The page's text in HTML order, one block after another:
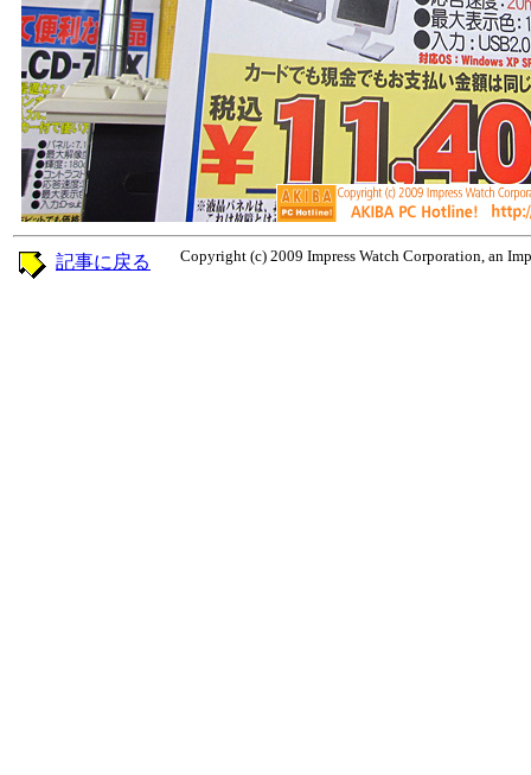
記事に戻る Copyright (c) 2009 Impress Watch Corporation, an